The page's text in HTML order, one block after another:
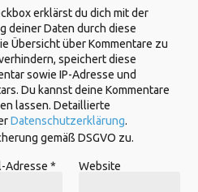
erklärst du dich mit der
deiner Daten durch diese
Übersicht über Kommentare zu
speichert diese
sowie IP-Adresse und
Du kannst deine Kommentare
lassen. Detaillierte
Datenschutzerklärung.
gemäß DSGVO zu.
Adresse * Website